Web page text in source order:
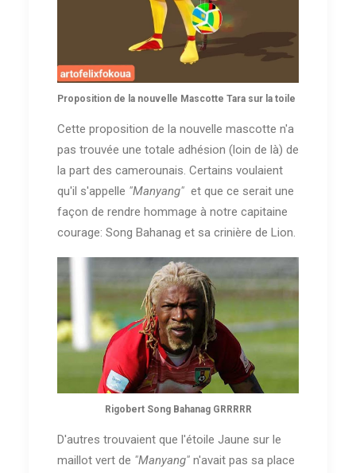
Proposition de la nouvelle Mascotte Tara sur la toile
Cette proposition de la nouvelle mascotte n'a
pas trouvée une totale adhésion (loin de là) de
la part des camerounais. Certains voulaient
qu'il s'appelle "Manyang" et que ce serait une
façon de rendre hommage à notre capitaine
courage: Song Bahanag et sa crinière de Lion.
Rigobert Song Bahanag GRRRRR
D'autres trouvaient que l'étoile Jaune sur le
maillot vert de "Manyang" n'avait pas sa place